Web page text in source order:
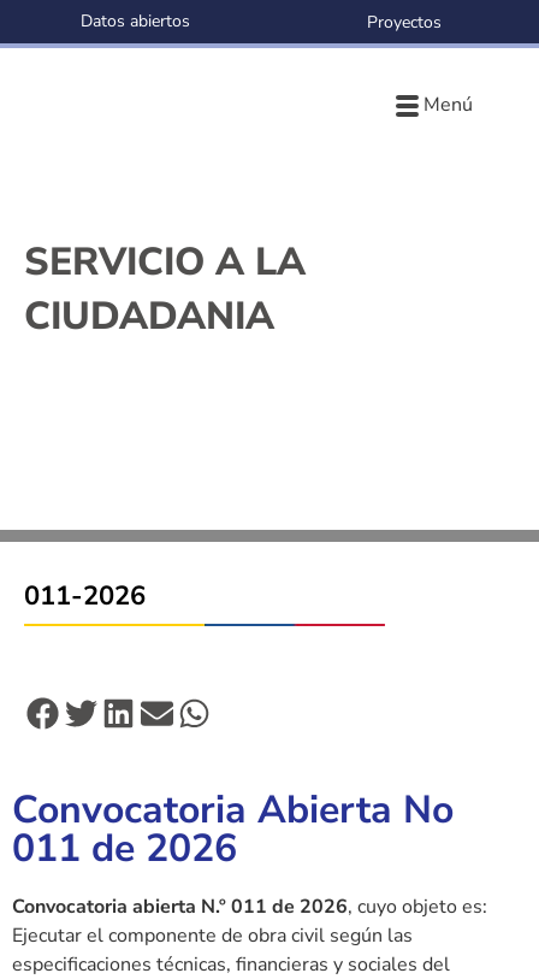
Menú
Datos abiertos Proyectos
SERVICIO A LA
CIUDADANIA
011-2026
Convocatoria Abierta No
011 de 2026
Convocatoria abierta N.º 011 de 2026, cuyo objeto es:
Ejecutar el componente de obra civil según las
especificaciones técnicas, financieras y sociales del